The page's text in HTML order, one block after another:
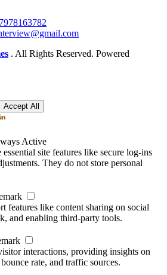
. All Rights Reserved. Powered
Accept All
Active
site features like secure log-ins
They do not store personal
features like content sharing on social
and enabling third-party tools.
interactions, providing insights on
rate, and traffic sources.